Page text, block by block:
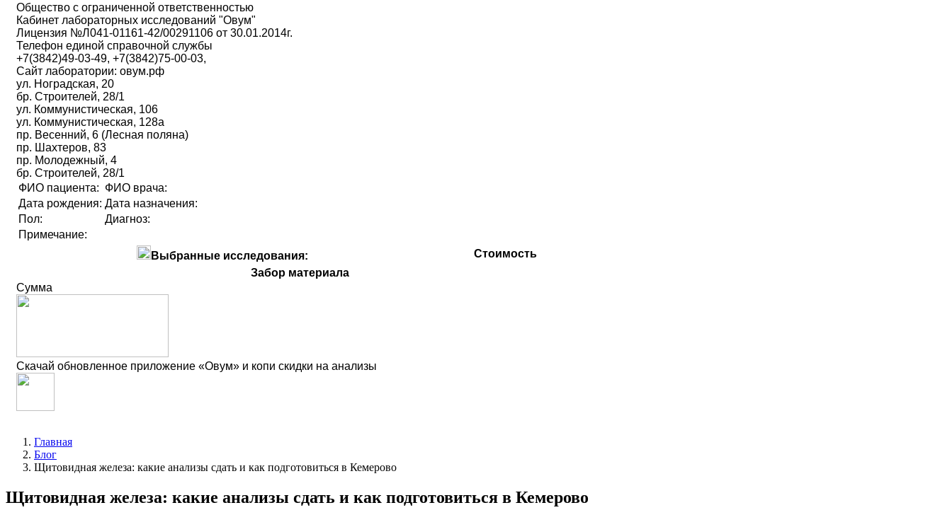
Общество с ограниченной ответственностью
Кабинет лабораторных исследований "Овум"
Лицензия №Л041-01161-42/00291106 от 30.01.2014г.
Телефон единой справочной службы
+7(3842)49-03-49, +7(3842)75-00-03,
Сайт лаборатории: овум.рф
ул. Ноградская, 20
бр. Строителей, 28/1
ул. Коммунистическая, 106
ул. Коммунистическая, 128а
пр. Весенний, 6 (Лесная поляна)
пр. Шахтеров, 83
пр. Молодежный, 4
бр. Строителей, 28/1
ФИО пациента: ФИО врача:
Дата рождения: Дата назначения:
Пол:
Диагноз:
Примечание:
Выбранные исследования:
Стоимость
Забор материала
Сумма
Скачай обновленное приложение «Овум» и копи скидки на анализы
Главная
Блог
Щитовидная железа: какие анализы сдать и как подготовиться в Кемерово
Щитовидная железа: какие анализы сдать и как подготовиться в Кемерово